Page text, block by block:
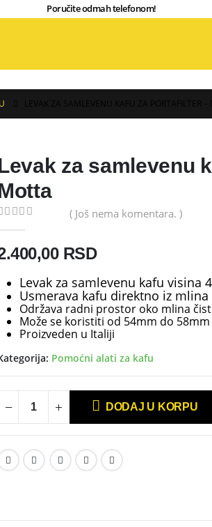
Poručite odmah telefonom!
za samlevenu
out of 5
( Još nema komentara. )
RSD
Levak za samlevenu kafu visina
Usmerava kafu direktno iz
Održava radni prostor oko mlina
Može se koristiti od 54mm do 58mm
Proizveden u Italiji
Pomoćni alati za kafu
DODAJ U KORPU